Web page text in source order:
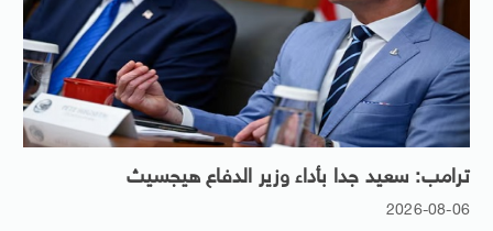
ترامب: سعيد جدا بأداء وزير الدفاع هيجسيث
2026-08-06